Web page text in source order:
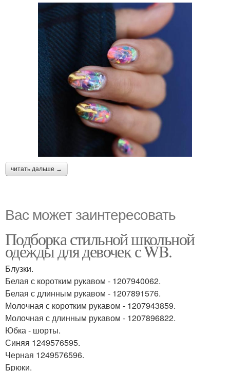
читать дальше →
Вас может заинтересовать
Подборка стильной школьной
одежды для девочек с WB.
Блузки.
Белая с коротким рукавом - 1207940062.
Белая с длинным рукавом - 1207891576.
Молочная с коротким рукавом - 1207943859.
Молочная с длинным рукавом - 1207896822.
Юбка - шорты.
Синяя 1249576595.
Черная 1249576596.
Брюки.